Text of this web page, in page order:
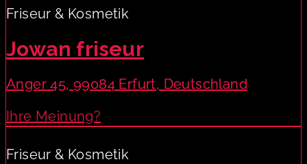
Friseur & Kosmetik
Jowan friseur
Anger 45, 99084 Erfurt, Deutschland
Ihre Meinung?
Friseur & Kosmetik